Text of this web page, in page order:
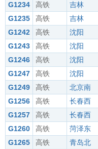
G1234
高铁 吉林
G1235
高铁 吉林
G1242
高铁 沈阳
G1243
高铁 沈阳
G1246
高铁 沈阳
G1247
高铁 沈阳
G1249
高铁 北京南
G1256
高铁 长春西
G1257
高铁 长春西
G1260
高铁 菏泽东
G1265
高铁 青岛北